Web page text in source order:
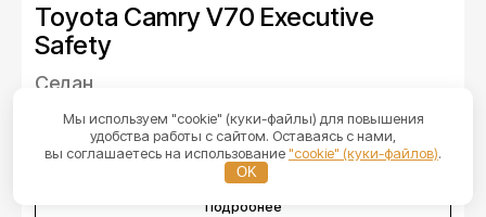
Toyota Camry V70 Executive
Safety
Седан
от 1 200 ₽ / час
Оставить заявку
Подробнее
Мы используем "cookie" (куки-файлы) для повышения
удобства работы с сайтом. Оставаясь с нами,
вы соглашаетесь на использование"cookie" (куки-файлов).
OK